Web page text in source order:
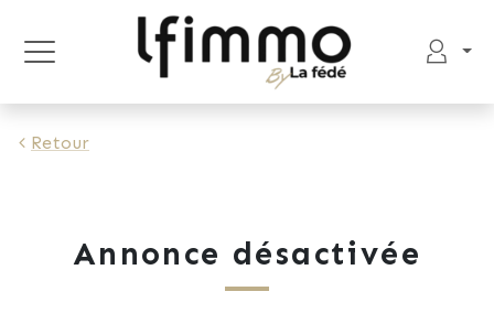
Retour
Annonce désactivée